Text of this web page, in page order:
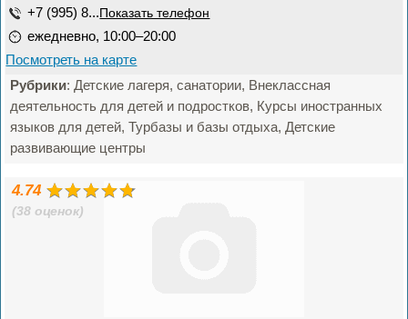
+7 (995) 8... Показать телефон
ежедневно, 10:00–20:00
Посмотреть на карте
Рубрики: Детские лагеря, санатории, Внеклассная
деятельность для детей и подростков, Курсы иностранных
языков для детей, Турбазы и базы отдыха, Детские
развивающие центры
4.74
(38 оценок)